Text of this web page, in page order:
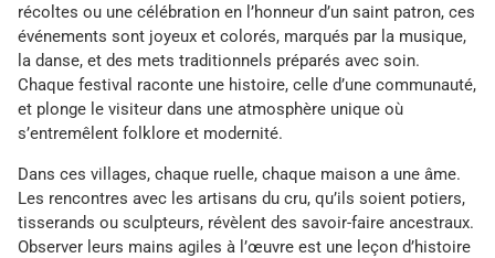
récoltes ou une célébration en l’honneur d’un saint patron, ces
événements sont joyeux et colorés, marqués par la musique,
la danse, et des mets traditionnels préparés avec soin.
Chaque festival raconte une histoire, celle d’une communauté,
et plonge le visiteur dans une atmosphère unique où
s’entremêlent folklore et modernité.
Dans ces villages, chaque ruelle, chaque maison a une âme.
Les rencontres avec les artisans du cru, qu’ils soient potiers,
tisserands ou sculpteurs, révèlent des savoir-faire ancestraux.
Observer leurs mains agiles à l’œuvre est une leçon d’histoire